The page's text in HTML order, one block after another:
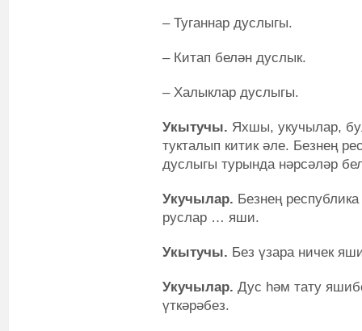
– Туганнар дуслыгы.
– Китап белән дуслык.
– Халыклар дуслыгы.
Укытучы. Яхшы, укучылар,
тукталып китик әле. Безнең
дуслыгы турында нәрсәләр
Укучылар. Безнең
руслар … яши.
Укытучы. Без үзара ничек
Укучылар. Дус һәм тату
үткәрәбез.